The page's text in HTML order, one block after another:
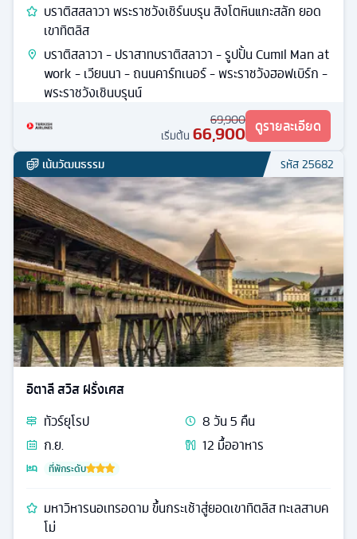
บราติสสลาวา พระราชวังเชิร์นบรุน สิงโตหินแกะสลัก ยอด
เขาทิตลิส
บราติสลาวา - ปราสาทบราติสลาวา - รูปปั้น Cumil Man at
work - เวียนนา - ถนนคาร์ทเนอร์ - พระราชวังฮอฟเบิร์ก -
พระราชวังเชินบรุนน์
69,900
เริ่มต้น 66,900 ดูรายละเอียด
เน้นวัฒนธรรม รหัส25682
อิตาลี สวิส ฝรั่งเศส
ทัวร์ยุโรป 8วัน5 คืน
ก.ย.
12 มื้ออาหาร
ที่พักระดับ
มหาวิหารนอเทรอดาม ขึ้นกระเช้าสู่ยอดเขาทิตลิส ทะเลสาบค
โม่